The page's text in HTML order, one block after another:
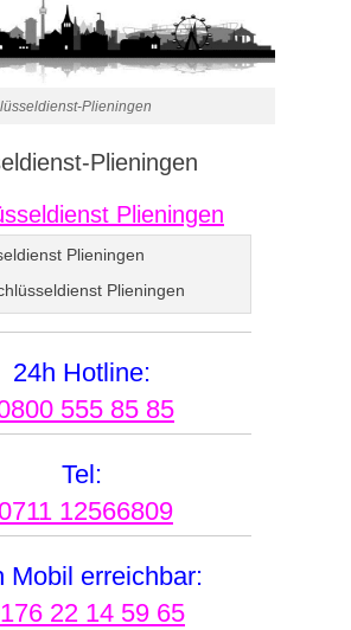
Plieningen
Plieningen
Plieningen
Plieningen
24h Hotline:
555 85 85
Tel:
12566809
Mobil erreichbar:
22 14 59 65